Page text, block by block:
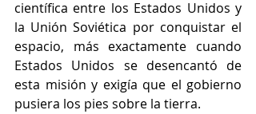
científica entre los Estados Unidos y
la Unión Soviética por conquistar el
espacio, más exactamente cuando
Estados Unidos se desencantó de
esta misión y exigía que el gobierno
pusiera los pies sobre la tierra.